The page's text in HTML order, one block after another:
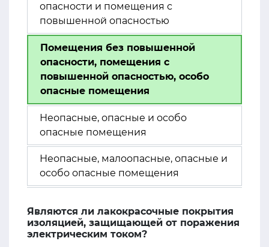
опасности и помещения с
повышенной опасностью
Помещения без повышенной
опасности, помещения с
повышенной опасностью, особо
опасные помещения
Неопасные, опасные и особо
опасные помещения
Неопасные, малоопасные, опасные и
особо опасные помещения
Являются ли лакокрасочные покрытия
изоляцией, защищающей от поражения
электрическим током?